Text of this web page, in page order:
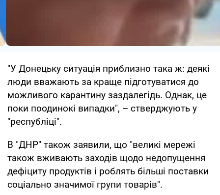
"У Донецьку ситуація приблизно така ж: деякі
люди вважають за краще підготуватися до
можливого карантину заздалегідь. Однак, це
поки поодинокі випадки", – стверджують у
"республіці".
В "ДНР" також заявили, що "великі мережі
також вживають заходів щодо недопущення
дефіциту продуктів і роблять більші поставки
соціально значимої групи товарів".